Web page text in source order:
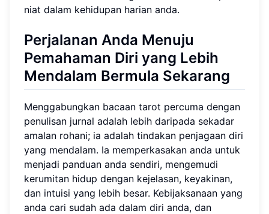
niat dalam kehidupan harian anda.
Perjalanan Anda Menuju
Pemahaman Diri yang Lebih
Mendalam Bermula Sekarang
Menggabungkan bacaan tarot percuma dengan
penulisan jurnal adalah lebih daripada sekadar
amalan rohani; ia adalah tindakan penjagaan diri
yang mendalam. Ia memperkasakan anda untuk
menjadi panduan anda sendiri, mengemudi
kerumitan hidup dengan kejelasan, keyakinan,
dan intuisi yang lebih besar. Kebijaksanaan yang
anda cari sudah ada dalam diri anda, dan